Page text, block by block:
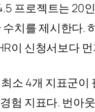
프로젝트는 20
치를 제시한다.
이 신청서보다
소 4개 지표군이
경험 지표다. 번아